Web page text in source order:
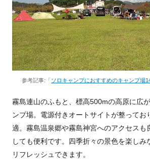
参考記事:「 ソロキャンプにおすすめのキャンプ場
霧島連山のふもと、標高500mの高原に広
ンプ場。電源付きオートサイトが整ってお
適。霧島温泉郷や霧島神宮へのアクセスも
しても便利です。四季折々の景色を楽しみ
リフレッシュできます。